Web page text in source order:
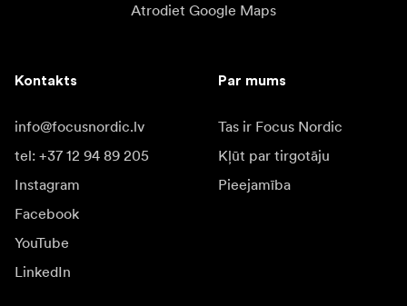
Atrodiet Google Maps
Kontakts
info@focusnordic.lv
tel: +37 12 94 89 205
Instagram
Facebook
YouTube
LinkedIn
Par mums
Tas ir Focus Nordic
Kļūt par tirgotāju
Pieejamība